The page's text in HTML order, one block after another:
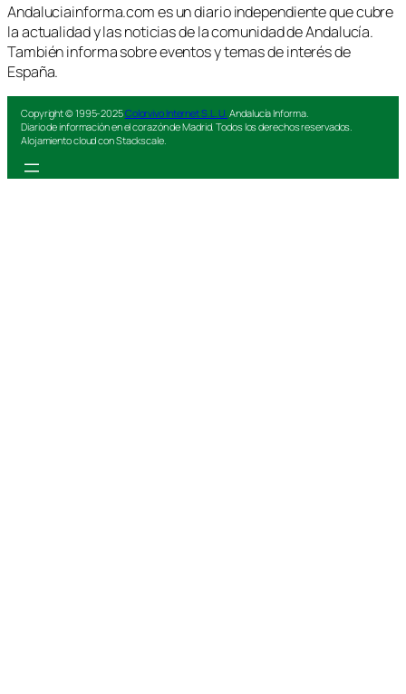
Andaluciainforma.com es un diario independiente que cubre
la actualidad y las noticias de la comunidad de Andalucía.
También informa sobre eventos y temas de interés de
España.
Copyright © 1995-2025Colorvivo Internet S.L.U. Andalucía Informa.
Diario de información en el corazón de Madrid. Todos los derechos reservados.
Alojamiento cloud con Stackscale.